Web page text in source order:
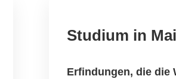
Studium in
Erfindungen, die die